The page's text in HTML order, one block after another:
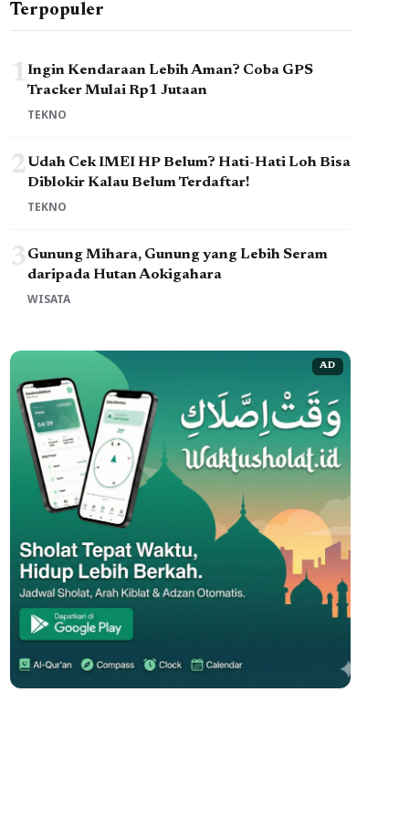
Terpopuler
1Ingin Kendaraan Lebih Aman? Coba GPS
Tracker Mulai Rp1 Jutaan
TEKNO
2Udah Cek IMEI HP Belum? Hati-Hati Loh Bisa
Diblokir Kalau Belum Terdaftar!
TEKNO
3Gunung Mihara, Gunung yang Lebih Seram
daripada Hutan Aokigahara
WISATA
AD